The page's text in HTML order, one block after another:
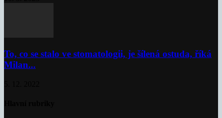
To, co se stalo ve stomatologii, je šílená ostuda, říká
Milan...